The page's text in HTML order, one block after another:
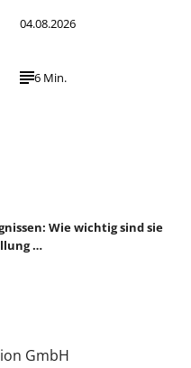
04.08.2026
6 Min.
Wie wichtig sind sie
…
GmbH